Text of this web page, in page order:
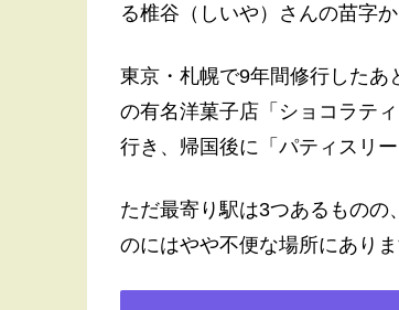
る椎谷（しいや）さんの苗字
東京・札幌で9年間修行した
の有名洋菓子店「ショコラテ
行き、帰国後に「パティスリ
ただ最寄り駅は3つあるものの
のにはやや不便な場所にありま